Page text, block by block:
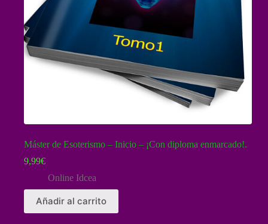
Máster de Esoterismo – Inicio – ¡Con diploma enmarcado!.
9,99€
Online Idcea
Añadir al carrito